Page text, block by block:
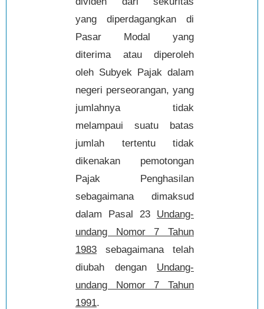
yang diperdagangkan di
Pasar Modal yang
diterima atau diperoleh
oleh Subyek Pajak dalam
negeri perseorangan, yang
jumlahnya tidak
melampaui suatu batas
jumlah tertentu tidak
dikenakan pemotongan
Pajak Penghasilan
sebagaimana dimaksud
dalam Pasal 23 Undang-
undang Nomor 7 Tahun
1983 sebagaimana telah
diubah dengan Undang-
undang Nomor 7 Tahun
1991.